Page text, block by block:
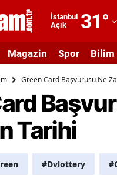
İstanbul
Açık
31°
Adıyaman
Ağrı
Amasya
Ankara
Magazin Spor Bilim
Green Card Başvurusu Ne
Tarihi
#Dvlottery